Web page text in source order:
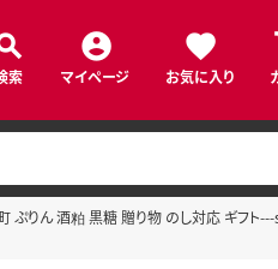
索 マイページ お気に入り
ぷりん 酒粕 黒糖 贈り物 のし対応 ギフ